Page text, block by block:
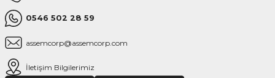
0546 502 28 59
assemcorp@assemcorp.com
İletişim Bilgilerimiz